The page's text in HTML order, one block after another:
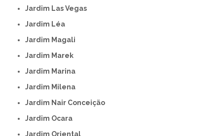
Jardim Las Vegas
Jardim Léa
Jardim Magali
Jardim Marek
Jardim Marina
Jardim Milena
Jardim Nair Conceição
Jardim Ocara
Jardim Oriental